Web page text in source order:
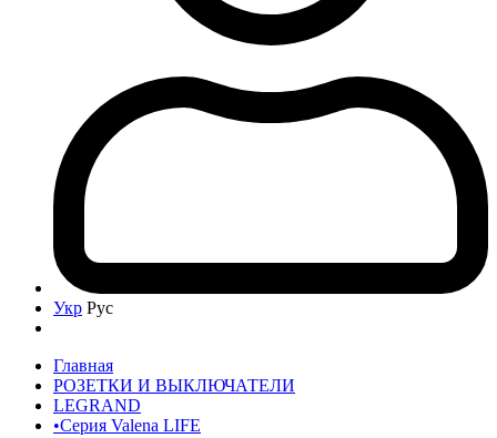
Укр Рус
Главная
РОЗЕТКИ И ВЫКЛЮЧАТЕЛИ
LEGRAND
•Серия Valena LIFE